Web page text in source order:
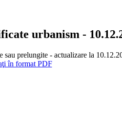
urbanism -
sau prelungite - actualizare la
în format PDF